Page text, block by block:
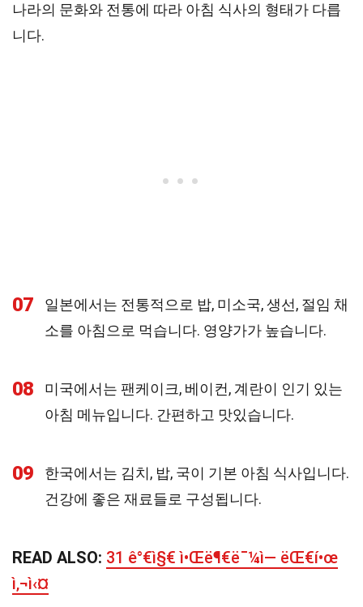
나라의 문화와 전통에 따라 아침 식사의 형태가 다릅
니다.
07
일본에서는 전통적으로 밥, 미소국, 생선, 절임 채
소를 아침으로 먹습니다. 영양가가 높습니다.
08
미국에서는 팬케이크, 베이컨, 계란이 인기 있는
아침 메뉴입니다. 간편하고 맛있습니다.
09
한국에서는 김치, 밥, 국이 기본 아침 식사입니다.
건강에 좋은 재료들로 구성됩니다.
READ ALSO: 31 ê°€ì§€ ì•Œë¶€ë¯¼ì— ëŒ€í•œ
ì‚¬ì‹¤